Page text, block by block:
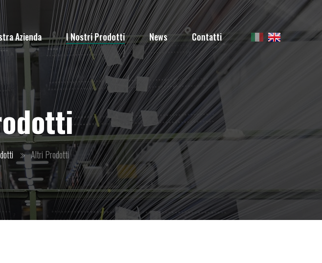
Azienda I Nostri Prodotti News Contatti
Altri Prodotti